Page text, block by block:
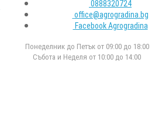
0888320724
office@agrogradina.bg
Facebook Agrogradina
Понеделник до Петък от 09:00 до 18:00
Събота и Неделя от 10:00 до 14:00